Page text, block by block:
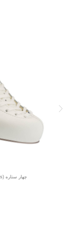
بوت اسکیت نمایشی ایدیا کرس(choreus) چهار ستاره